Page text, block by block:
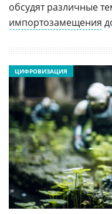
обсудят различные
импортозамещения
ЦИФРОВИЗАЦИЯ